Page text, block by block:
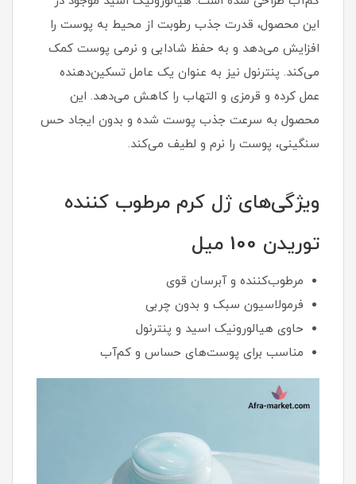
این محصول، قدرت جذب رطوبت از محیط به پوست را
افزایش می‌دهد و به حفظ شادابی و نرمی پوست کمک
می‌کند. پنترنول نیز به عنوان یک عامل تسکین‌دهنده
عمل کرده و قرمزی و التهاب را کاهش می‌دهد. این
محصول به سرعت جذب پوست شده و بدون ایجاد حس
سنگینی، پوست را نرم و لطیف می‌کند.
ویژگی‌های ژل کرم مرطوب کننده
توریدن 100 میل
مرطوب‌کننده و آبرسان قوی
فرمولاسیون سبک و بدون چربی
حاوی هیالورونیک اسید و پنترنول
مناسب برای پوست‌های حساس و کم‌آب